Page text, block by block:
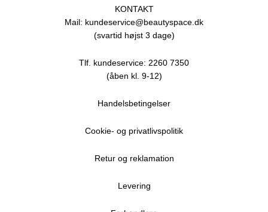
KONTAKT
Mail: kundeservice@beautyspace.dk
(svartid højst 3 dage)
Tlf. kundeservice: 2260 7350
(åben kl. 9-12)
Handelsbetingelser
Cookie- og privatlivspolitik
Retur og reklamation
Levering